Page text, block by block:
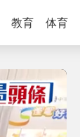
教育 体育